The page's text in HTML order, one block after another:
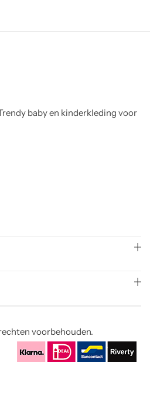
baby en kinderkleding voor
voorbehouden.